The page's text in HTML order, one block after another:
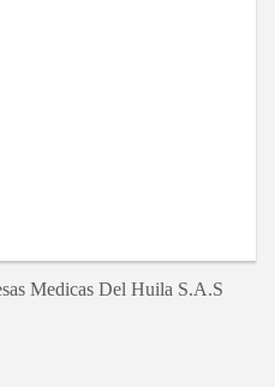
Medicas Del Huila S.A.S